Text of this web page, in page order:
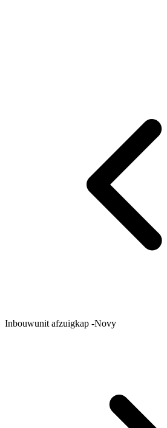
Inbouwunit afzuigkap -Novy